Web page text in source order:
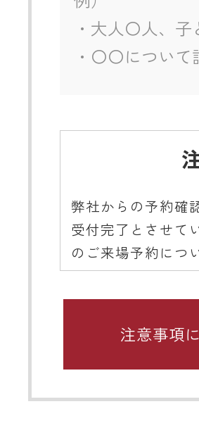
弊社からの予約確
受付完了とさせて
のご来場予約につ
ようご協力をお願
関するお願い
携帯メールのドメ